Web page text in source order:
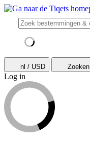
nl / USD Zoeken
Log in